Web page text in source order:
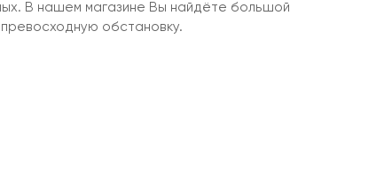
В нашем магазине Вы найдёте большой
обстановку.